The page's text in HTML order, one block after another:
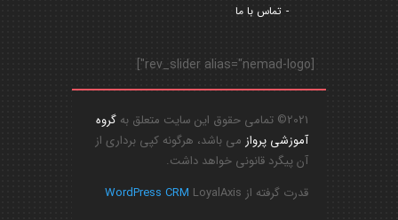
تماس با ما
[rev_slider alias="nemad-logo"]
2021© تمامی حقوق این سایت متعلق به
گروه
آموزشی پرواز می باشد، هرگونه کپی برداری از
آن پیگرد قانونی خواهد داشت.
قدرت گرفته از
WordPress CRM LoyalAxis